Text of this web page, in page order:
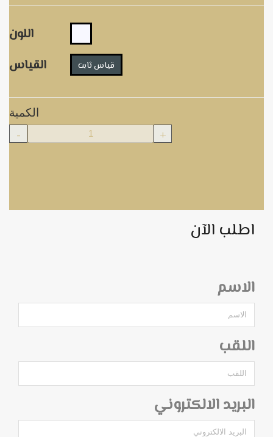
اللون
القياس
قياس ثابت
الكمية
- +
اطلب الآن
الاسم
اللقب
البريد الالكتروني